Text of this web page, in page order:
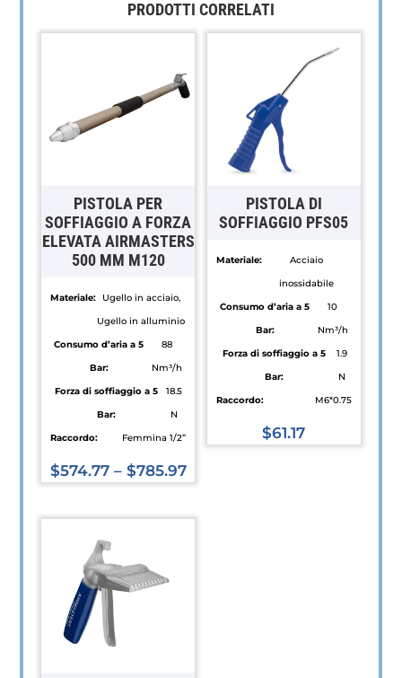
PRODOTTI CORRELATI
PISTOLA PER
SOFFIAGGIO A FORZA
ELEVATA AIRMASTERS
500 MM M120
Materiale:
Ugello in acciaio,
Ugello in alluminio
Consumo d’aria a 5
Bar:
88
Nm³/h
Forza di soffiaggio a 5
Bar:
18.5
N
Raccordo:
Femmina 1/2”
$574.77– $785.97
prodotto
più
varianti.
PISTOLA DI
SOFFIAGGIO PFS05
Materiale:
Acciaio
inossidabile
Consumo d’aria a 5
Bar:
10
Nm³/h
Forza di soffiaggio a 5
Bar:
1.9
N
Raccordo:
M6*0.75
$61.17